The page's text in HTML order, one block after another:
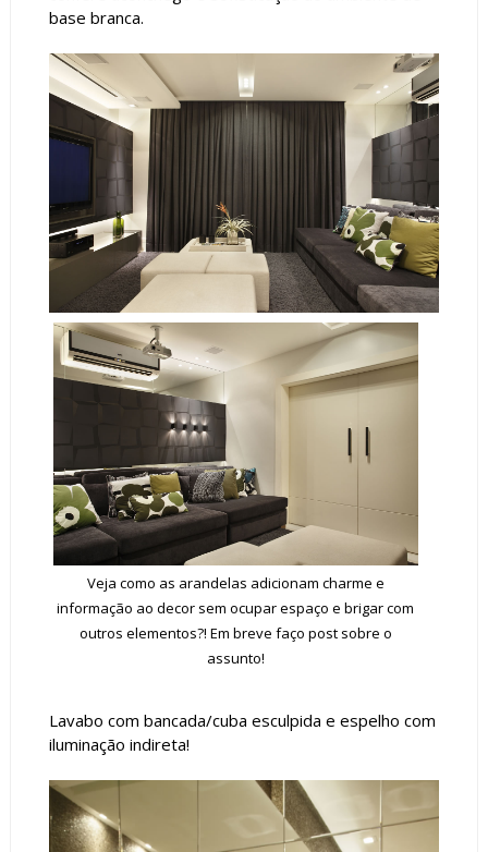
base branca.
Veja como as arandelas adicionam charme e
informação ao decor sem ocupar espaço e brigar com
outros elementos?! Em breve faço post sobre o
assunto!
Lavabo com bancada/cuba esculpida e espelho com
iluminação indireta!